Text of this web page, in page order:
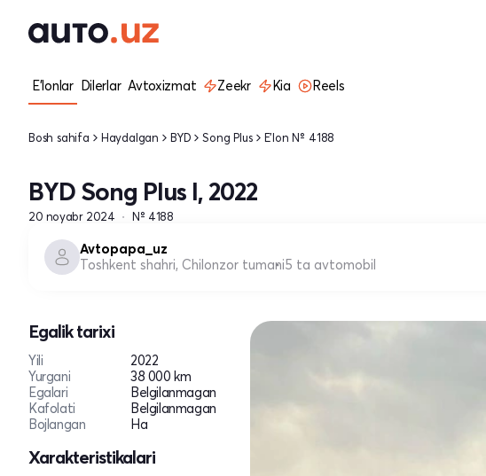
E'lonlar Dilerlar Avtoxizmat Zeekr Kia Reels
Bosh sahifa Haydalgan BYD Song Plus E'lon № 4188
BYD Song Plus I, 2022
20 noyabr 2024 № 4188
Avtopapa_uz
Toshkent shahri, Chilonzor tumani5 ta avtomobil
Egalik tarixi
Yili
2022
Yurgani
38 000 km
Egalari
Belgilanmagan
Kafolati
Belgilanmagan
Bojlangan
Ha
Xarakteristikalari